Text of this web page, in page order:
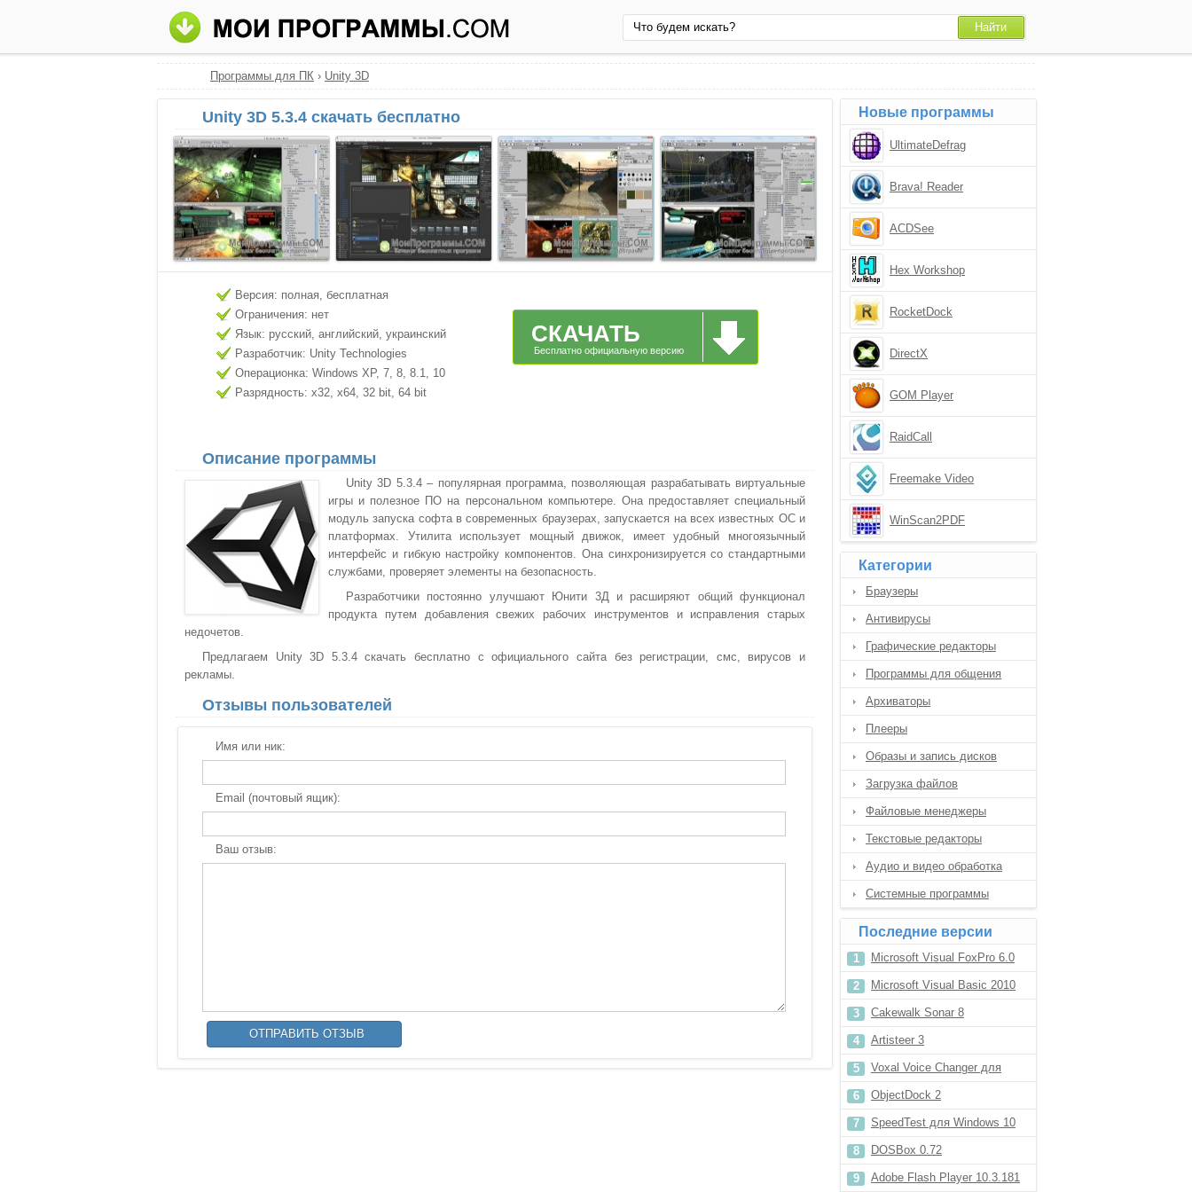
Программы для ПК › Unity 3D
Unity 3D 5.3.4 скачать бесплатно
Версия: полная, бесплатная
Ограничения: нет
Язык: русский, английский, украинский
Разработчик: Unity Technologies
Операционка: Windows XP, 7, 8, 8.1, 10
Разрядность: x32, x64, 32 bit, 64 bit
СКАЧАТЬ
Бесплатно официальную версию
Описание программы
Unity 3D 5.3.4 – популярная программа, позволяющая разрабатывать виртуальные
игры и полезное ПО на персональном компьютере. Она предоставляет специальный
модуль запуска софта в современных браузерах, запускается на всех известных ОС и
платформах. Утилита использует мощный движок, имеет удобный многоязычный
интерфейс и гибкую настройку компонентов. Она синхронизируется со стандартными
службами, проверяет элементы на безопасность.
Разработчики постоянно улучшают Юнити 3Д и расширяют общий функционал
продукта путем добавления свежих рабочих инструментов и исправления старых
недочетов.
Предлагаем Unity 3D 5.3.4 скачать бесплатно с официального сайта без регистрации, смс, вирусов и
рекламы.
Отзывы пользователей
Имя или ник:
Email (почтовый ящик):
Ваш отзыв:
Новые программы
UltimateDefrag
Brava! Reader
ACDSee
Hex Workshop
RocketDock
DirectX
GOM Player
RaidCall
Freemake Video
WinScan2PDF
Категории
Браузеры
Антивирусы
Графические редакторы
Программы для общения
Архиваторы
Плееры
Образы и запись дисков
Загрузка файлов
Файловые менеджеры
Текстовые редакторы
Аудио и видео обработка
Системные программы
Последние версии
Microsoft Visual FoxPro 6.0
Microsoft Visual Basic 2010
Cakewalk Sonar 8
Artisteer 3
Voxal Voice Changer для
Windows 10
ObjectDock 2
SpeedTest для Windows 10
DOSBox 0.72
Adobe Flash Player 10.3.181